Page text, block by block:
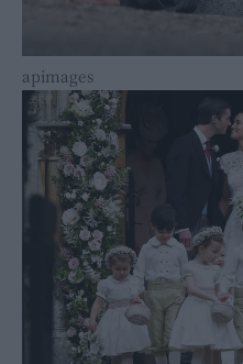
apimages